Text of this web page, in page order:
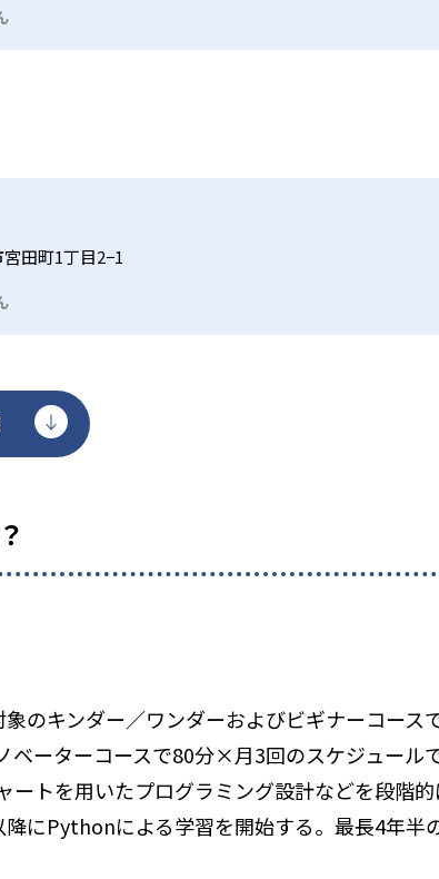
田町1丁目2−1
のキンダー／ワンダーおよびビギナーコー
ベーターコースで80分×月3回のスケジュール
ートを用いたプログラミング設計などを段階
にPythonによる学習を開始する。最長4年半